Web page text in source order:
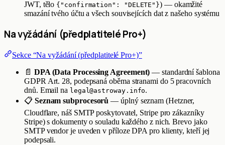
JWT, tělo {"confirmation": "DELETE"}) — okamžité
smazání tvého účtu a všech souvisejících dat z našeho systému
Na vyžádání (předplatitelé Pro+)
Sekce “Na vyžádání (předplatitelé Pro+)”
📄 DPA (Data Processing Agreement) — standardní šablona
GDPR Art. 28, podepsaná oběma stranami do 5 pracovních
dnů. Email na legal@astroway.info.
📋 Seznam subprocesorů — úplný seznam (Hetzner,
Cloudflare, náš SMTP poskytovatel, Stripe pro zákazníky
Stripe) s dokumenty o souladu každého z nich. Brevo jako
SMTP vendor je uveden v příloze DPA pro klienty, kteří jej
podepsali.